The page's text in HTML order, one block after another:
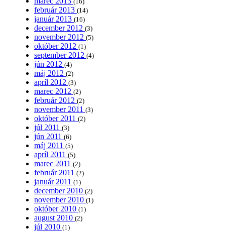
február 2013 (14)
január 2013 (16)
december 2012 (3)
november 2012 (5)
október 2012 (1)
september 2012 (4)
jún 2012 (4)
máj 2012 (2)
apríl 2012 (3)
marec 2012 (2)
február 2012 (2)
november 2011 (3)
október 2011 (2)
júl 2011 (3)
jún 2011 (6)
máj 2011 (5)
apríl 2011 (5)
marec 2011 (2)
február 2011 (2)
január 2011 (1)
december 2010 (2)
november 2010 (1)
október 2010 (1)
august 2010 (2)
júl 2010 (1)